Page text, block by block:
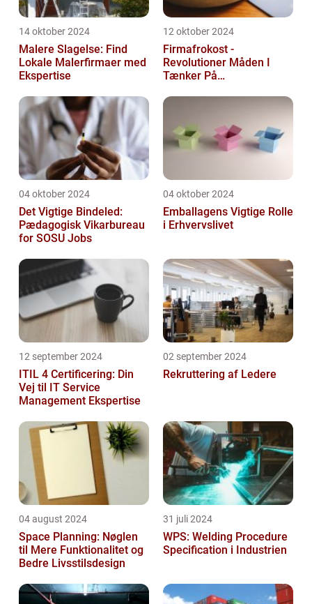
14 oktober 2024
Malere Slagelse: Find
Lokale Malerfirmaer med
Ekspertise
12 oktober 2024
Firmafrokost -
Revolutioner Måden I
Tænker På
04 oktober 2024
Det Vigtige Bindeled:
Pædagogisk Vikarbureau
for SOSU Jobs
04 oktober 2024
Emballagens Vigtige Rolle
i Erhvervslivet
12 september 2024
ITIL 4 Certificering: Din
Vej til IT Service
Management Ekspertise
02 september 2024
Rekruttering af Ledere
04 august 2024
Space Planning: Nøglen
til Mere Funktionalitet og
Bedre Livsstilsdesign
31 juli 2024
WPS: Welding Procedure
Specification i Industrien